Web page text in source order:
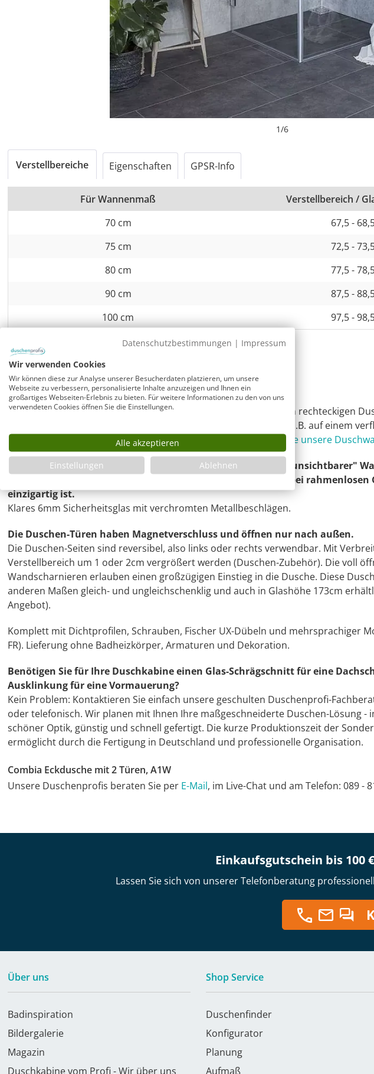
1/6
Verstellbereiche Eigenschaften GPSR-Info
Für Wannenmaß
Verstellbereich /
70 cm
67,5 -
75 cm
72,5 -
80 cm
77,5 -
90 cm
87,5 -
100 cm
97,5 -
Alle Duschen-Größen zum gleichen Preis!
Eckdusche 80x90 mit 2 Türen an Wand
Rahmenlose Duschkabine mit voll öffnenden Türen.
Die Montage der Duschkabine ist möglich auf im Maß passenden rechteckigen
Hersteller (z.B. Combia, HSK, Kaldewei, Bette) oder bodengleich z.B. auf einem
oder einem Mineralguss Duschboard von Combia.
Hier finden Sie unsere
Trotz rahmenloser Bauart ist bei dieser Combia Dusche ein "unsichtbarer"
Wände möglich bis zu 10mm ohne riesige Silikonfugen, was bei rahmenlosen
einzigartig ist.
Klares 6mm Sicherheitsglas mit verchromten Metallbeschlägen.
Die Duschen-Türen haben Magnetverschluss und öffnen nur nach außen.
Die Duschen-Seiten sind reversibel, also links oder rechts verwendbar. Mit
Verstellbereich um 1 oder 2cm vergrößert werden (Duschen-Zubehör). Die voll
Wandscharnieren erlauben einen großzügigen Einstieg in die Dusche. Diese
anderen Maßen gleich- und ungleichschenklig und auch in Glashöhe 173cm
Angebot).
Komplett mit Dichtprofilen, Schrauben, Fischer UX-Dübeln und mehrsprachiger
FR). Lieferung ohne Badheizkörper, Armaturen und Dekoration.
Benötigen Sie für Ihre Duschkabine einen Glas-Schrägschnitt für eine
Ausklinkung für eine Vormauerung?
Kein Problem: Kontaktieren Sie einfach unsere geschulten Duschenprofi-
oder telefonisch. Wir planen mit Ihnen Ihre maßgeschneiderte Duschen-Lösung -
schöner Optik, günstig und schnell gefertigt. Die kurze Produktionszeit der
ermöglicht durch die Fertigung in Deutschland und professionelle Organisation.
Combia Eckdusche mit 2 Türen, A1W
Unsere Duschenprofis beraten Sie per E-Mail, im Live-Chat und am Telefon: 089 -
Einkaufsgutschein bis 100
Lassen Sie sich von unserer Telefonberatung
Über uns
Badinspiration
Bildergalerie
Magazin
Duschkabine vom Profi - Wir über uns
Shop Service
Duschenfinder
Konfigurator
Planung
Aufmaß
Datenschutzbestimmungen | Impressum
Wir verwenden Cookies
Wir können diese zur Analyse unserer Besucherdaten platzieren, um unsere
Webseite zu verbessern, personalisierte Inhalte anzuzeigen und Ihnen ein
großartiges Webseiten-Erlebnis zu bieten. Für weitere Informationen zu den von uns
verwendeten Cookies öffnen Sie die Einstellungen.
Alle akzeptieren
Einstellungen
Ablehnen